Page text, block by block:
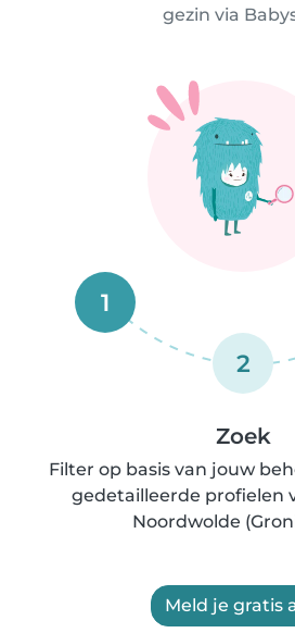
gezin via
1
2
Zoek
Filter op basis van jouw
gedetailleerde profielen
Noordwolde
Meld je gratis